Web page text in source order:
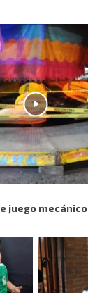
juego mecánico